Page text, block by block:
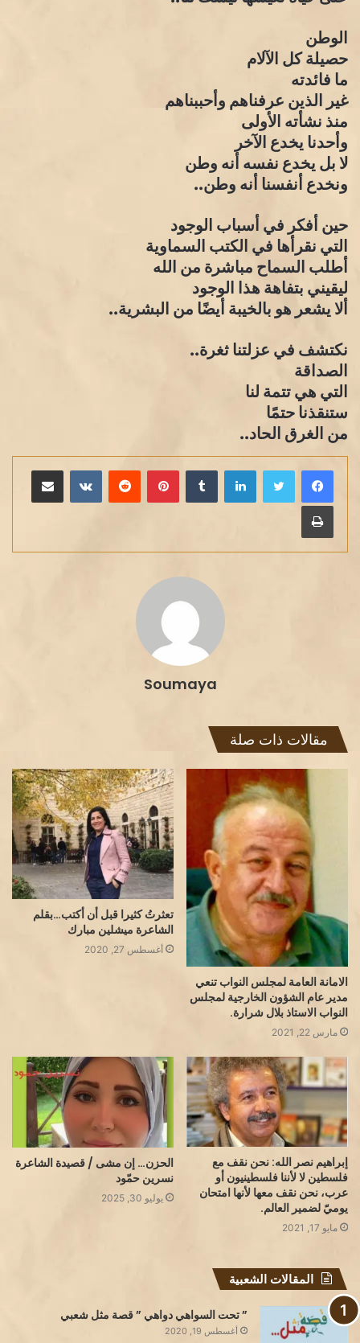
الوطن
حصيلة كل الآلام
ما فائدته
غير الذين عرفناهم وأحببناهم
منذ نشأته الأولى
وأحدنا يخدع الآخر
لا بل يخدع نفسه أنه وطن
ونخدع أنفسنا أنه وطن..
حين أفكر في أسباب الوجود
التي نقرأها في الكتب السماوية
أطلب السماح مباشرة من الله
ليقيني بتفاهة هذا الوجود
ألا يشعر هو بالخيبة أيضًا من البشرية..
نكتشف في عزلتنا ثغرة..
الصداقة
التي هي تتمة لنا
ستنقذنا حتمًا
من الغرق الحاد..
لينكدإن بينتيريست مشاركة عبر البريد
طباعة
Soumaya
مقالات ذات صلة
الامانة العامة لمجلس النواب تنعي
مدير عام الشؤون الخارجية لمجلس
النواب الاستاذ بلال شرارة.
مارس 22, 2021
تعثرتُ كثيرا قبل أن أكتب…بقلم
الشاعرة ميشلين مبارك
أغسطس 27, 2020
إبراهيم نصر الله: نحن نقف مع
فلسطين لا لأننا فلسطينيون أو
عرب، نحن نقف معها لأنها امتحان
يوميّ لضمير العالم.
مايو 17, 2021
الحزن… إن مشى / قصيدة الشاعرة
نسرين حمّود
يوليو 30, 2025
المقالات الشعبية
” تحت السواهي دواهي ” قصة مثل شعبي
أغسطس 19, 2020